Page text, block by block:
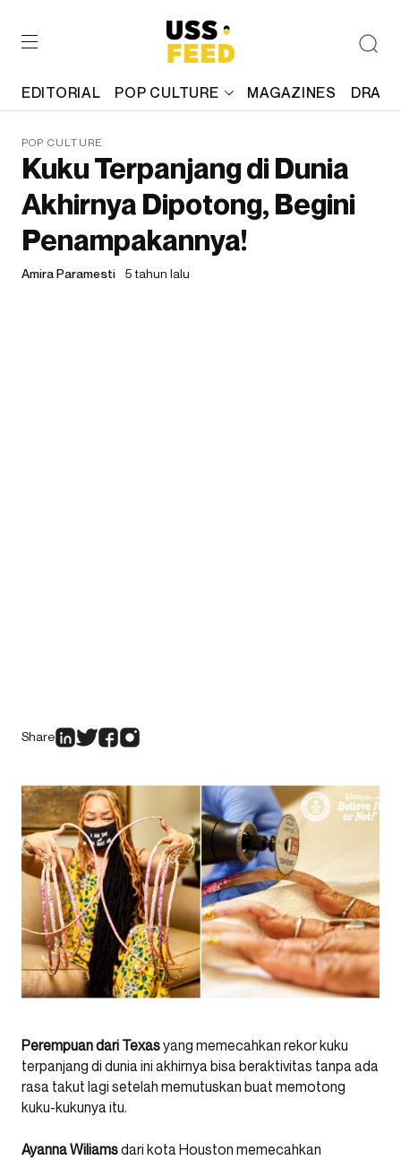
EDITORIAL POP CULTURE MAGAZINES
POP CULTURE
Kuku Terpanjang di Dunia
Akhirnya Dipotong, Begini
Penampakannya!
Amira Paramesti 5 tahun lalu
Share
Perempuan dari Texasyang memecahkan rekor kuku
terpanjang di dunia ini akhirnya bisa beraktivitas tanpa ada
rasa takut lagi setelah memutuskan buat memotong
kuku-kukunya itu.
Ayanna Wiliamsdari kota Houston memecahkan